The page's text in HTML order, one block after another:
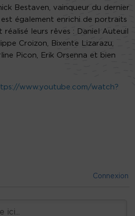
Bestaven, vainqueur du dernier
également enrichi de portraits
leurs rêves : Daniel Auteuil
Croizon, Bixente Lizarazu,
Picon, Erik Orsenna et bien
www.youtube.com/watch?
Connexion